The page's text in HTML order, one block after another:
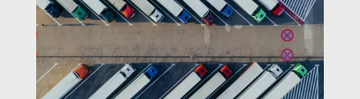
Projetos
Ruby Empowers!
Ruby on Rails